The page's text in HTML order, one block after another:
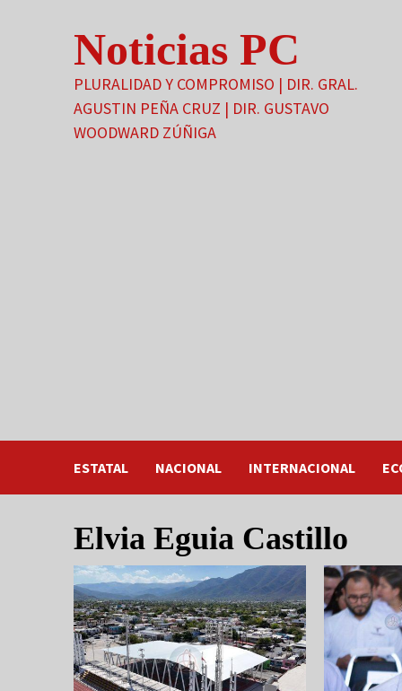
Noticias PC
PLURALIDAD Y COMPROMISO | DIR. GRAL.
AGUSTIN PEÑA CRUZ | DIR. GUSTAVO
WOODWARD ZÚÑIGA
ESTATAL NACIONAL INTERNACIONAL
Elvia Eguia Castillo